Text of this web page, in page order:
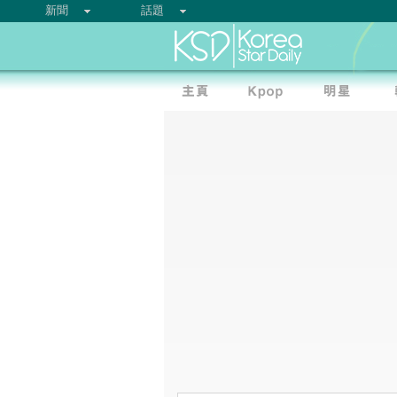
新聞 話題